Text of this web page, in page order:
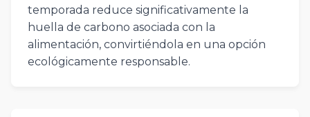
temporada reduce significativamente la
huella de carbono asociada con la
alimentación, convirtiéndola en una opción
ecológicamente responsable.